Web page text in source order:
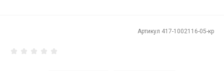
Артикул 417-1002116-05-кр